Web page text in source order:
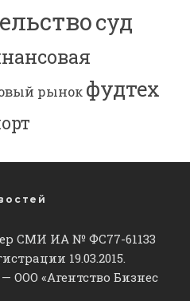
суд
рынок фудтех
СМИ ИА № ФС77-61133
19.03.2015.
ООО «Агентство Бизнес